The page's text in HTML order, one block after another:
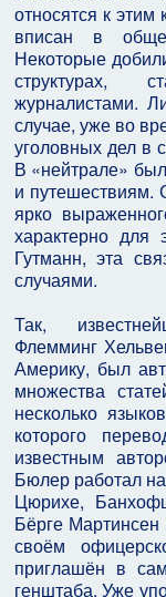
относятся к
вписан в
Некоторые
структурах,
журналистами.
случае, уже во
уголовных дел в
В «нейтрале»
и путешествиям.
ярко
характерно для
Гутманн, эта
случаями.
Так,
Флемминг
Америку, был
множества
несколько
которого
известным
Бюлер работал
Цюрихе,
Бёрге
своём
приглашён в
генштаба. Уже